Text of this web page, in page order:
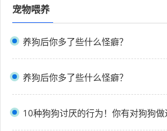
宠物喂养
养狗后你多了些什么怪癖？
养狗后你多了些什么怪癖？
10种狗狗讨厌的行为！你有对狗狗做